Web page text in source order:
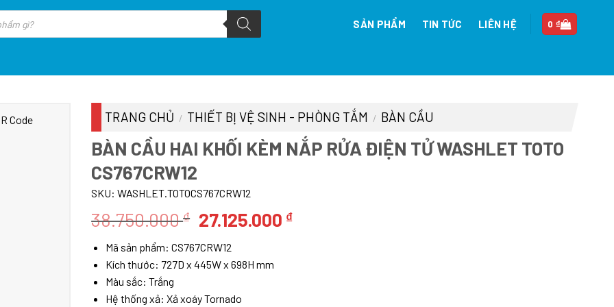
SẢN PHẨM TIN TỨC LIÊN HỆ 0₫
TRANG CHỦ / THIẾT BỊ VỆ SINH - PHÒNG TẮM / BÀN CẦU
BÀN CẦU HAI KHỐI KÈM NẮP RỬA ĐIỆN TỬ WASHLET TOTO
CS767CRW12
SKU: WASHLET.TOTOCS767CRW12
38.750.000₫ Giá
là:
38.750.000 ₫.
27.125.000 ₫Giá
Mã sản phẩm: CS767CRW12
Kích thước: 727D x 445W x 698H mm
Màu sắc: Trắng
Hệ thống xả: Xả xoáy Tornado